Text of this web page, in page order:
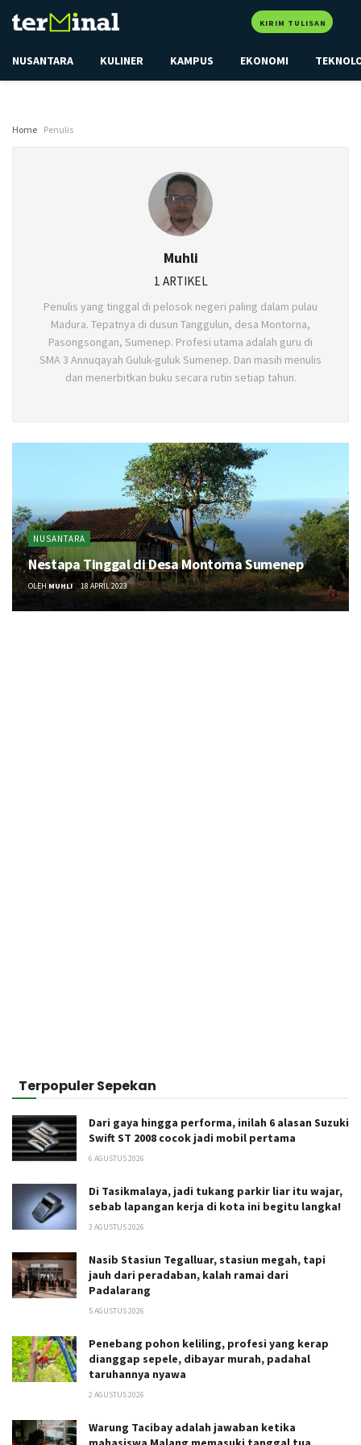
KIRIM TULISAN
NUSANTARA KULINER KAMPUS EKONOMI
Home Penulis
Muhli
1 ARTIKEL
Penulis yang tinggal di pelosok negeri paling dalam pulau
Madura. Tepatnya di dusun Tanggulun, desa Montorna,
Pasongsongan, Sumenep. Profesi utama adalah guru di
SMA 3 Annuqayah Guluk-guluk Sumenep. Dan masih menulis
dan menerbitkan buku secara rutin setiap tahun.
NUSANTARA
Nestapa Tinggal di Desa Montorna Sumenep
OLEH MUHLI 18 APRIL 2023
Terpopuler Sepekan
Dari gaya hingga performa, inilah 6 alasan Suzuki
Swift ST 2008 cocok jadi mobil pertama
6 AGUSTUS 2026
Di Tasikmalaya, jadi tukang parkir liar itu wajar,
sebab lapangan kerja di kota ini begitu langka!
3 AGUSTUS 2026
Nasib Stasiun Tegalluar, stasiun megah, tapi
jauh dari peradaban, kalah ramai dari
Padalarang
5 AGUSTUS 2026
Penebang pohon keliling, profesi yang kerap
dianggap sepele, dibayar murah, padahal
taruhannya nyawa
2 AGUSTUS 2026
Warung Tacibay adalah jawaban ketika